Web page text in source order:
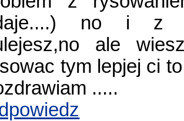
no i z
ale
tym lepjej ci
.....